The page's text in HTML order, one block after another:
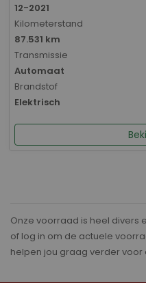
12-2021
Kilometerstand
87.531 km
Transmissie
Automaat
Brandstof
Elektrisch
Onze voorraad is heel divers
of log in om de actuele
helpen jou graag verder voor